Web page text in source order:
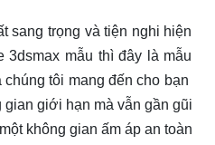
sang trọng và tiện nghi hiện
mẫu thì đây là mẫu
chúng tôi mang đến cho bạn
giới hạn mà vẫn gần gũi
không gian ấm áp an toàn